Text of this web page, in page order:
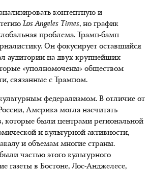
контентную и
Los Angeles Times, но график
проблема. Трамп-бамп
Он фокусирует оставшийся
аудитории на двух крупнейших
«уполномочены» обществом
связанные с Трампом.
федерализмом. В отличие от
Америка могла насчитать
которые были центрами региональной
и культурной активности,
и объемам многие страны.
частью этого культурного
газеты в Бостоне, Лос-Анджелесе,